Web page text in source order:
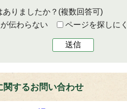
りましたか？ (複数回答可)
伝わらない ページを探しに
送信
関するお問い合わせ